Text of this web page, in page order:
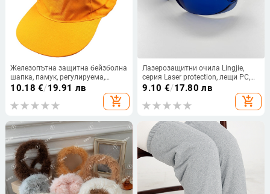
Железопътна защитна бейзболна
шапка, памук, регулируема,
плосък връх, голям козир
10.18 €/19.91 лв
add_shopping_cart
Лазерозащитни очила Lingjie,
серия Laser protection, лещи PC,
рамка PC, UV защита: различна,
предназначение: защита от
лазера
9.10 €/17.80 лв
add_shopping_cart